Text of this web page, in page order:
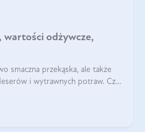
wartości odżywcze,
smaczna przekąska, ale także
i wytrawnych potraw. Czy